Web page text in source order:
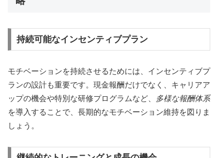
持続可能なインセンティブプラン
モチベーションを持続させるためには、インセンティブプ
ランの設計も重要です。現金報酬だけでなく、キャリアア
ップの機会や特別な研修プログラムなど、
多様な報酬体系
を導入することで、長期的なモチベーション維持を図りま
しょう。